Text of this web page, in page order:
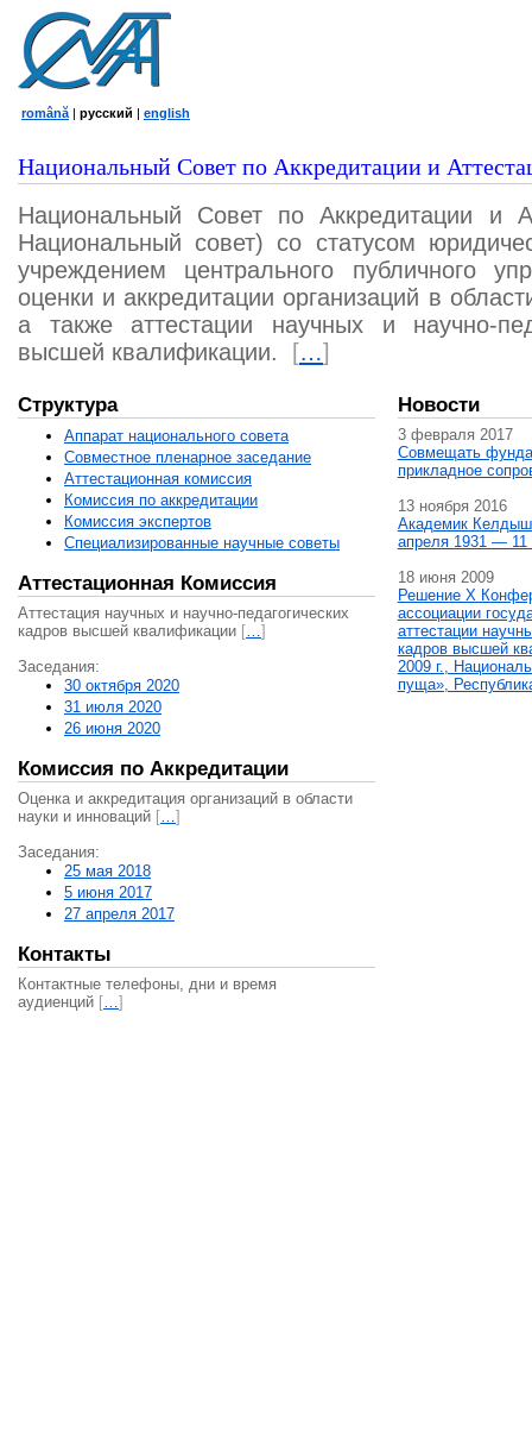
română | русский | english
Национальный Совет по Аккредитации и
Национальный Совет по Аккредитации и
Национальный совет) со статусом
учреждением центрального публичного
оценки и аккредитации организаций в
а также аттестации научных и научно-
высшей квалификации.
[…]
Структура
Аппарат национального совета
Совместное пленарное заседание
Аттестационная комисcия
Комиссия по аккредитации
Комиссия экспертов
Специализированные научные советы
Аттестационная Комиссия
Аттестация научных и научно-педагогических
кадров высшей квалификации […]
Заседания:
30 октября 2020
31 июля 2020
26 июня 2020
Комиссия по Аккредитации
Оценка и аккредитация организаций в области
науки и инноваций […]
Заседания:
25 мая 2018
5 июня 2017
27 апреля 2017
Контакты
Контактные телефоны, дни и время
аудиенций […]
Новости
3 февраля 2017
Совмещать
прикладное
13 ноября 2016
Академик
апреля 1931 — 11
18 июня 2009
Решение X
ассоциации
аттестации
кадров высшей
2009 г.,
пуща»,